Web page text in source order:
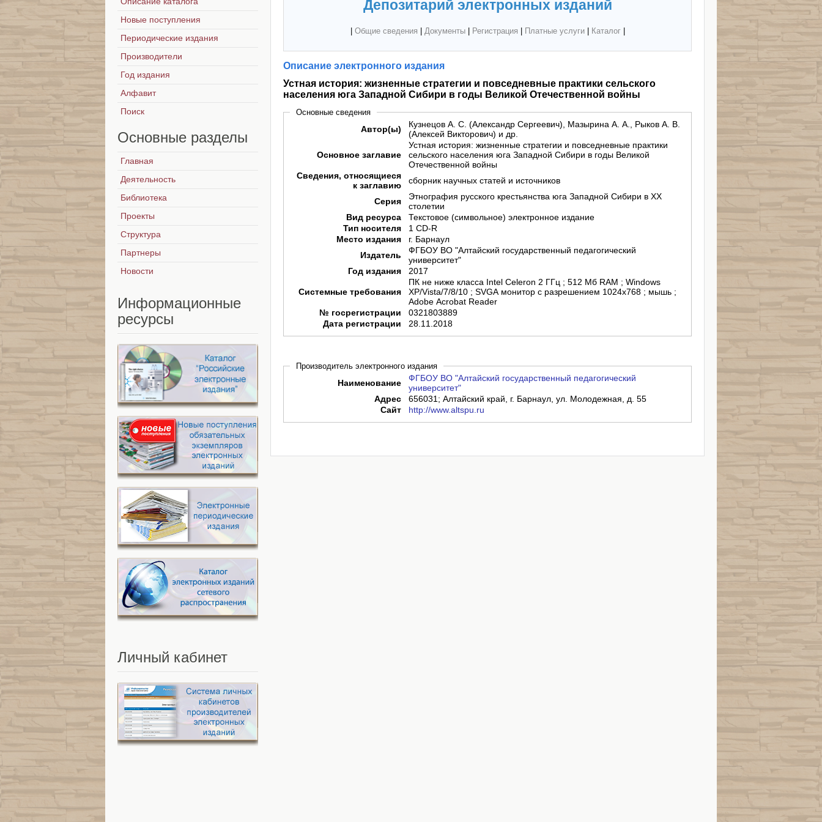
Депозитарий электронных изданий
Общие сведения Документы| Регистрация Платные услуги| Каталог|
Описание электронного издания
Устная история: жизненные стратегии и повседневные практики сельского
населения юга Западной Сибири в годы Великой Отечественной войны
Основные сведения
Автор(ы)
Кузнецов А. С. (Александр Сергеевич), Мазырина А. А., Рыков А. В.
(Алексей Викторович) и др.
Основное заглавие
Устная история: жизненные стратегии и повседневные практики
сельского населения юга Западной Сибири в годы Великой
Отечественной войны
Сведения, относящиеся
к заглавию
сборник научных статей и источников
Серия
Этнография русского крестьянства юга Западной Сибири в XX
столетии
Вид ресурса
Текстовое (символьное) электронное издание
Тип носителя
1 CD-R
Место издания
г. Барнаул
Издатель
ФГБОУ ВО "Алтайский государственный педагогический
университет"
Год издания
2017
Системные требования
ПК не ниже класса Intel Celeron 2 ГГц ; 512 Мб RAM ; Windows
XP/Vista/7/8/10 ; SVGA монитор с разрешением 1024х768 ; мышь ;
Adobe Acrobat Reader
№ госрегистрации
0321803889
Дата регистрации
28.11.2018
Производитель электронного издания
Наименование
ФГБОУ ВО "Алтайский государственный педагогический
университет"
Адрес
656031; Алтайский край, г. Барнаул, ул. Молодежная, д. 55
Сайт
http://www.altspu.ru
Новые поступления
Периодические издания
Производители
Год издания
Алфавит
Поиск
Основные разделы
Главная
Деятельность
Библиотека
Проекты
Структура
Партнеры
Новости
Информационные
ресурсы
Личный кабинет